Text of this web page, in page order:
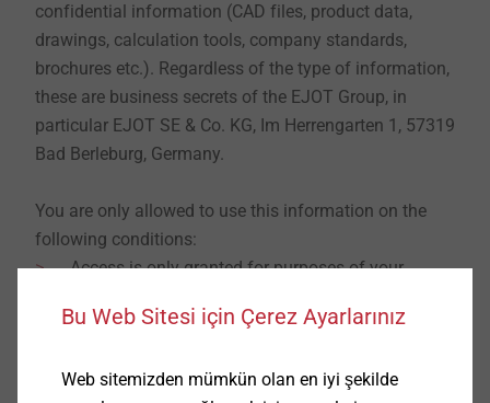
confidential information (CAD files, product data,
drawings, calculation tools, company standards,
brochures etc.). Regardless of the type of information,
these are business secrets of the EJOT Group, in
particular EJOT SE & Co. KG, Im Herrengarten 1, 57319
Bad Berleburg, Germany.
You are only allowed to use this information on the
following conditions:
Access is only granted for purposes of your
Disclosure to third parties is only permitted to the
purposes of your company (e.g. winning orders or
Bu Web Sitesi için Çerez Ayarlarınız
Web sitemizden mümkün olan en iyi şekilde